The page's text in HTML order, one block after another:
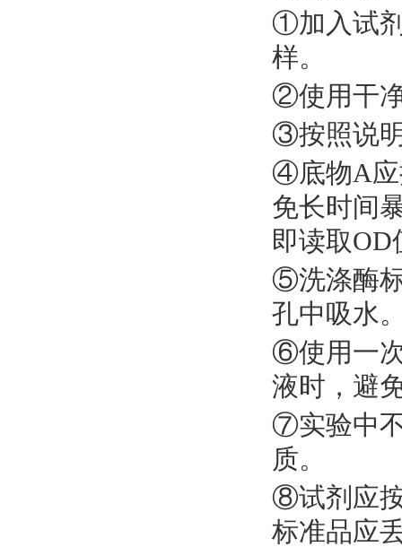
①加入试
样。
②使用干
③按照说
④底物A应
免长时间
即读取OD
⑤洗涤酶
孔中吸水
⑥使用一
液时，避
⑦实验中
质。
⑧试剂应
标准品应